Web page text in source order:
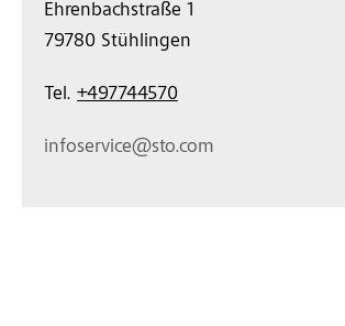
Ehrenbachstraße 1
79780 Stühlingen
Tel. +497744570
infoservice@sto.com